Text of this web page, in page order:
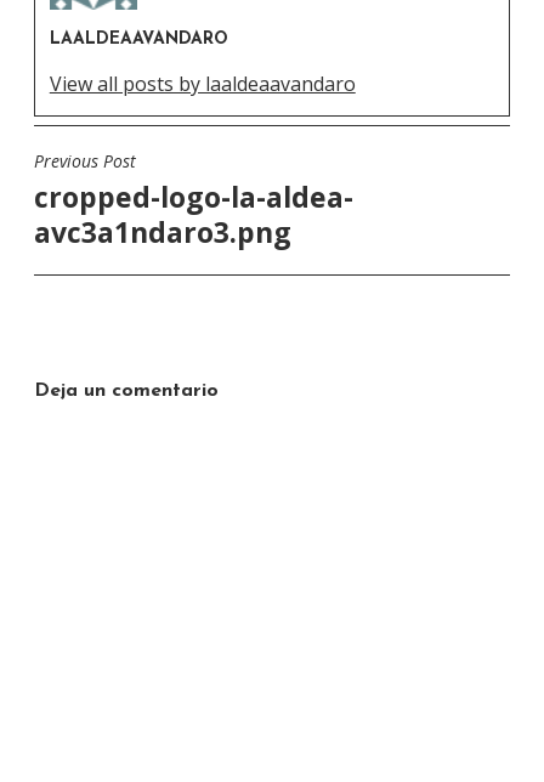
LAALDEAAVANDARO
View all posts by laaldeaavandaro
Navegación
de
entradas
Previous Post
cropped-logo-la-aldea-
avc3a1ndaro3.png
Deja un comentario